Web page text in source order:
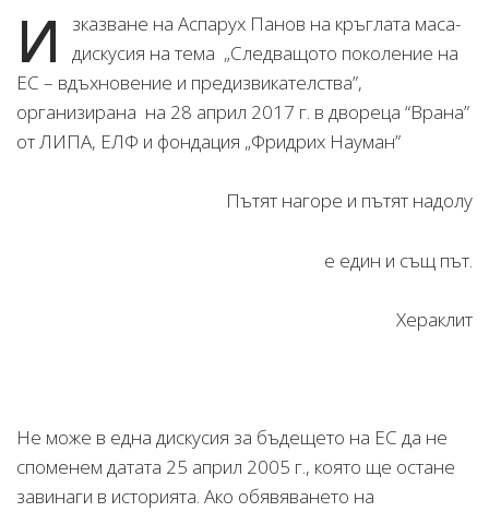
И
зказване на Аспарух Панов на кръглата маса-
дискусия на тема „Следващото поколение на
ЕС – вдъхновение и предизвикателства”,
организирана на 28 април 2017 г. в двореца “Врана”
от ЛИПА, ЕЛФ и фондация „Фридрих Науман”
Пътят нагоре и пътят надолу
е един и същ път.
Хераклит
Не може в една дискусия за бъдещето на ЕС да не
споменем датата 25 април 2005 г., която ще остане
завинаги в историята. Ако обявяването на